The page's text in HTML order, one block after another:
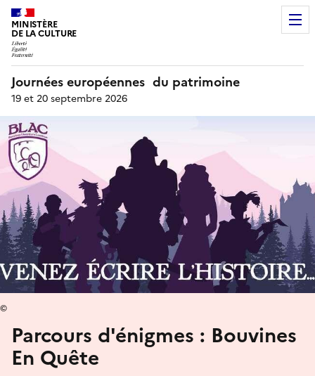
MINISTÈRE
DE LA CULTURE
Journées européennes du patrimoine
19 et 20 septembre 2026
Parcours d'énigmes : Bouvines
En Quête
©